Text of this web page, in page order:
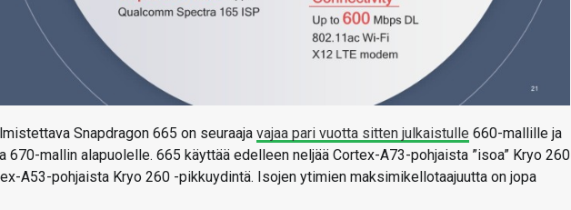
Snapdragon 665 on seuraaja vajaa pari vuotta sitten julkaistulle 660-mallille ja
mallin alapuolelle. 665 käyttää edelleen neljää Cortex-A73-pohjaista ”isoa” Kryo 260
A53-pohjaista Kryo 260 -pikkuydintä. Isojen ytimien maksimikellotaajuutta on jopa